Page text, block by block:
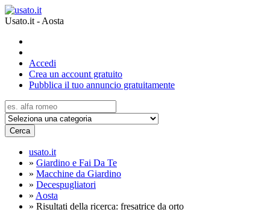
Usato.it - Aosta
Accedi
Crea un account gratuito
Pubblica il tuo annuncio gratuitamente
Cerca
usato.it
» Giardino e Fai Da Te
» Macchine da Giardino
» Decespugliatori
» Aosta
» Risultati della ricerca: fresatrice da orto